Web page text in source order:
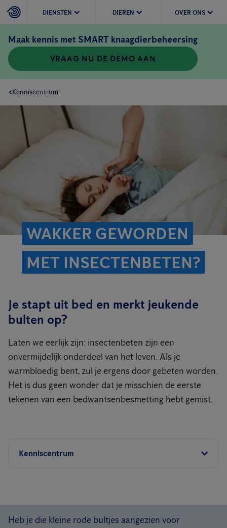
DIENSTEN DIEREN OVER ONS
Maak kennis met SMART knaagdierbeheersing
VRAAG NU DE DEMO AAN
Kenniscentrum
WAKKER GEWORDEN
MET INSECTENBETEN?
Je stapt uit bed en merkt jeukende
bulten op?
Laten we eerlijk zijn: insectenbeten zijn een
onvermijdelijk onderdeel van het leven. Als je
warmbloedig bent, zul je ergens door gebeten worden.
Het is dus geen wonder dat je misschien de eerste
tekenen van een bedwantsenbesmetting hebt gemist.
Kenniscentrum
Heb je die kleine rode bultjes aangezien voor